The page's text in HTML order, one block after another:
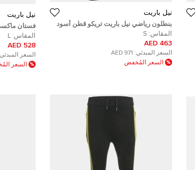
نيل باريت
بنطلون رياضي نيل باريت تريكو قطن أسود
مقاس صغير - سمول
المقاس: S
463 AED
السعر المبدئي: 971 AED
السعر المُخفض
نيل باريت
فستان
أسود مقاس
المقاس: L
528 AED
السعر
السعر